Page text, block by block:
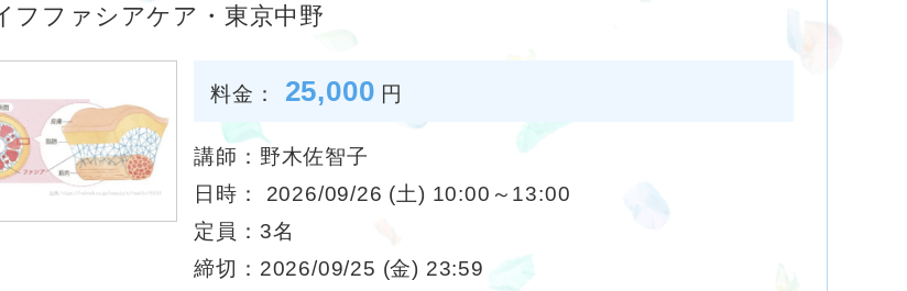
フファシアケア・東京中野
料金： 25,000 円
講師：野木佐智子
日時： 2026/09/26 (土) 10:00～13:00
定員：3名
締切：2026/09/25 (金) 23:59